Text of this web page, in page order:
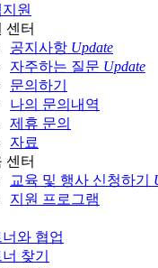
원
센터
공지사항 Update
자주하는 질문 Update
문의하기
나의 문의내역
제휴 문의
자료
센터
교육 및 행사 신청하기
지원 프로그램
와 협업
찾기